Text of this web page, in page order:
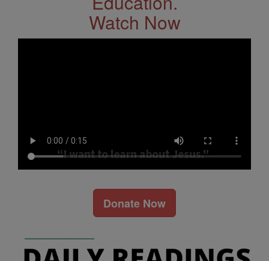
Watch Now
Donate Now